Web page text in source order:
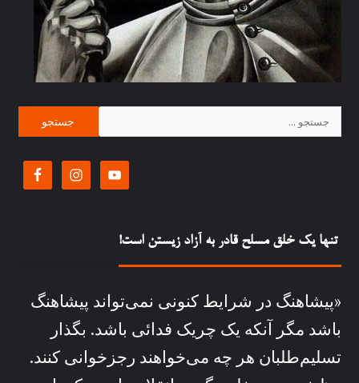
تنها یک خلق مسلح قادر به آزاد زیستن است!
«پیشاهنگ در شرايط کنونی نمی‌تواند پيشاهنگ
باشد مگر آنکه يک چريک فدائی باشد. بگذار
تسليم‌طلبان هر چه می‌خواهند رجزخوانی کنند.